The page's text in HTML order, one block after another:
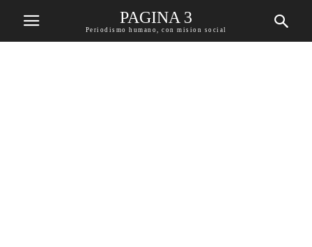
PAGINA 3
Periodismo humano, con mision social